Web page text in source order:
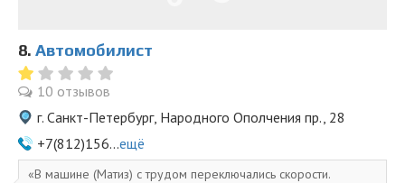
8. Автомобилист
10 отзывов
г. Санкт-Петербург, Народного Ополчения пр., 28
+7(812)156...ещё
В машине (Матиз) с трудом переключались скорости.